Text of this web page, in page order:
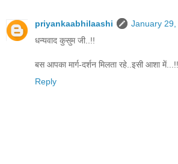
priyankaabhilaashi
January 29,
धन्यवाद कुसुम जी..!!
बस आपका मार्ग-दर्शन मिलता रहे..इसी आशा में...!!
Reply